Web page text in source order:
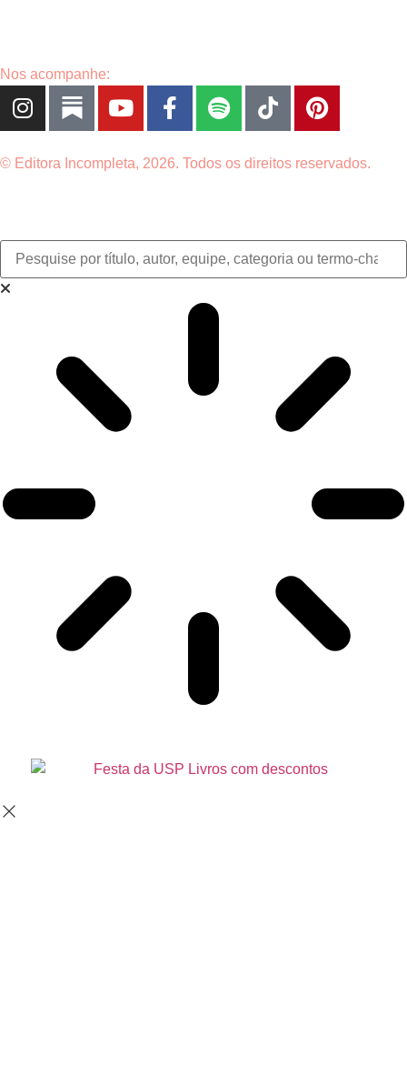
Nos acompanhe:
© Editora Incompleta, 2026. Todos os direitos reservados.